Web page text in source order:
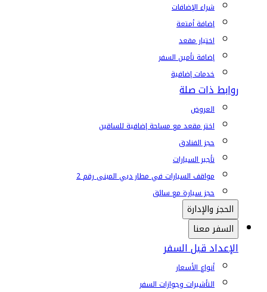
شراء الإضافات
إضافة أمتعة
اختيار مقعد
إضافة تأمين السفر
خدمات إضافية
روابط ذات صلة
العروض
اختر مقعد مع مساحة إضافية للساقين
حجز الفنادق
تأجير السيارات
مواقف السيارات في مطار دبي المبنى رقم 2
حجز سيارة مع سائق
الحجز والإدارة
السفر معنا
الإعداد قبل السفر
أنواع الأسعار
التأشيرات وجوازات السفر